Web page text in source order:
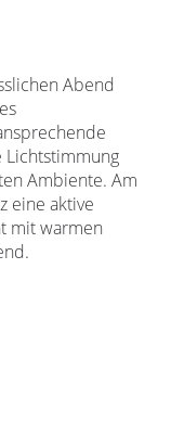
Abend
Lichtstimmung
Ambiente. Am
eine aktive
mit warmen